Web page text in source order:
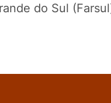
do Sul